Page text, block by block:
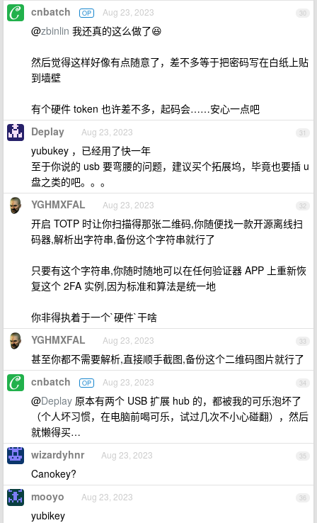
30
cnbatch OP Aug 23, 2023
@zbinlin 我还真的这么做了😆
然后觉得这样好像有点随意了，差不多等于把密码写在白纸上贴
到墙壁
有个硬件 token 也许差不多，起码会……安心一点吧
31
Deplay Aug 23, 2023
yubukey ，已经用了快一年
至于你说的 usb 要弯腰的问题，建议买个拓展坞，毕竟也要插 u
盘之类的吧。。。
32
YGHMXFAL Aug 23, 2023
开启 TOTP 时让你扫描得那张二维码,你随便找一款开源离线扫
码器,解析出字符串,备份这个字符串就行了
只要有这个字符串,你随时随地可以在任何验证器 APP 上重新恢
复这个 2FA 实例,因为标准和算法是统一地
你非得执着于一个`硬件`干啥
33
YGHMXFAL Aug 23, 2023
甚至你都不需要解析,直接顺手截图,备份这个二维码图片就行了
34
cnbatch OP Aug 23, 2023
@Deplay 原本有两个 USB 扩展 hub 的，都被我的可乐泡坏了
（个人坏习惯，在电脑前喝可乐，试过几次不小心碰翻），然后
就懒得买…
35
wizardyhnr Aug 23, 2023
Canokey?
36
mooyo Aug 23, 2023
yubikey